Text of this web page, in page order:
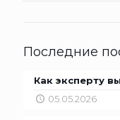
Последние
Как эксперту
05.05.2026